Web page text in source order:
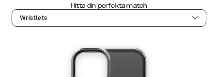
Hitta din perfekta match
Wristlets